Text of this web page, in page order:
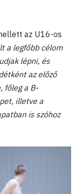
az U16-os
a legfőbb célom
lépni, és
az előző
főleg a B-
illetve a
is szóhoz